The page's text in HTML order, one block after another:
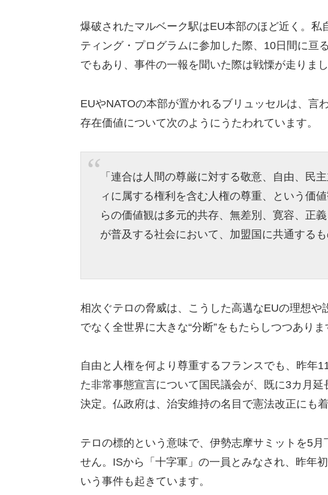
爆破されたマルベーク駅はEU本部のほど近く。私
ティング・プログラムに参加した際、 10日間に亘
でもあり、 事件の一報を聞いた際は戦慄が走りまし
EUやNATOの本部が置かれるブリュッセルは、 言
存在価値について次のようにうたわれています。
「連合は人間の尊厳に対する敬意、自由、民
ィに属する権利を含む人権の尊重、
という価
らの価値観は多元的共存、無差別、寛容、正
が普及する社会において、 加盟国に共通する
相次ぐテロの脅威は、 こうした高邁なEUの理想や
でなく全世界に大きな“分断”をもたらしつつありま
自由と人権を何より尊重するフランスでも、 昨年
た非常事態宣言について国民議会が、
既に3カ月延
決定。 仏政府は、治安維持の名目で憲法改正にも着
テロの標的という意味で、 伊勢志摩サミットを5月
せん。ISから「十字軍」の一員とみなされ、 昨年
いう事件も起きてい ます。